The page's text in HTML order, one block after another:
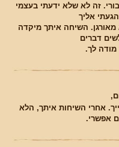
זה לא שלא ידעתי בעצמי
אליך
מאורגן. השיחה איתך מיקדה
דברים
מודה לך.
אחרי השיחות איתך, הלא
אפשרי.